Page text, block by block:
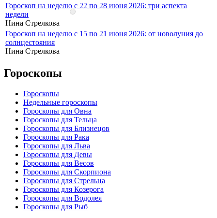
Гороскоп на неделю с 22 по 28 июня 2026: три аспекта
недели
Нина Стрелкова
Гороскоп на неделю с 15 по 21 июня 2026: от новолуния до
солнцестояния
Нина Стрелкова
Гороскопы
Гороскопы
Недельные гороскопы
Гороскопы для Овна
Гороскопы для Тельца
Гороскопы для Близнецов
Гороскопы для Рака
Гороскопы для Льва
Гороскопы для Девы
Гороскопы для Весов
Гороскопы для Скорпиона
Гороскопы для Стрельца
Гороскопы для Козерога
Гороскопы для Водолея
Гороскопы для Рыб